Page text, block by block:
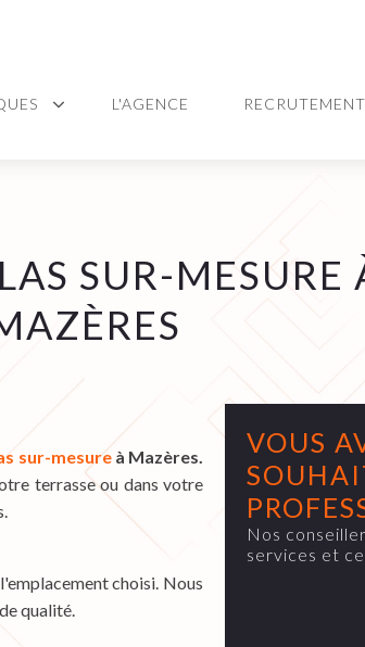
L'AGENCE RECRUTEMENT
SUR-MESURE
sur-mesureà Mazères.
terrasse ou dans votre
choisi. Nous
qualité.
VOUS
Nos
services et